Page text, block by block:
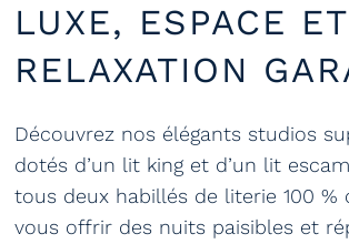
LUXE, ESPACE ET
RELAXATION
Découvrez nos élégants studios
dotés d’un lit king et d’un lit
tous deux habillés de literie 100
vous offrir des nuits paisibles et